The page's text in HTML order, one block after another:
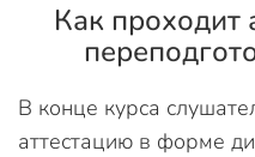
Как проходит
В конце курса
аттестацию в форме